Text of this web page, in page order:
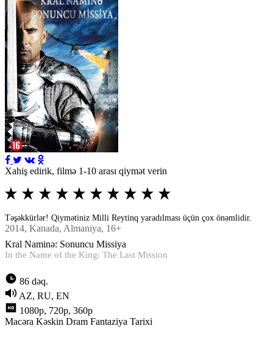
Xahiş edirik, filmə 1-10 arası qiymət verin
Təşəkkürlər! Qiymətiniz Milli Reytinq yaradılması üçün çox önəmlidir.
2014, Kanada, Almaniya, 16+
Kral Naminə: Sonuncu Missiya
In the Name of the King: The Last Mission
86 dəq.
AZ, RU, EN
1080p, 720p, 360p
Macəra Kəskin Dram Fantaziya Tarixi